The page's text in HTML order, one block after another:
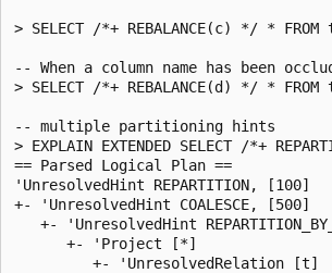
> SELECT /*+ REBALANCE(c) */ * FROM
-- When a column name has been
> SELECT /*+ REBALANCE(d) */ *
-- multiple partitioning hints
> EXPLAIN EXTENDED SELECT /*+
== Parsed Logical Plan ==
'UnresolvedHint REPARTITION, [100]
+- 'UnresolvedHint COALESCE, [500]
+- 'UnresolvedHint
      +- 'Project [*]
         +- 'UnresolvedRelation [t]